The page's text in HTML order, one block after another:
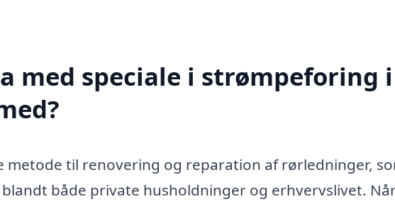
med speciale i strømpeforing i
metode til renovering og reparation af rørledninger,
både private husholdninger og erhvervslivet.